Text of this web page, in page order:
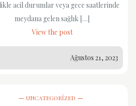
acil durumlar veya gece saatlerinde
meydana gelen sağlık […]
View the post
Ağustos 21, 2023
UNCATEGORIZED